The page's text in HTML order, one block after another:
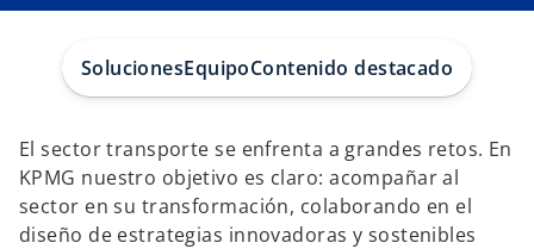
SolucionesEquipoContenido destacado
El sector transporte se enfrenta a grandes retos. En
KPMG nuestro objetivo es claro: acompañar al
sector en su transformación, colaborando en el
diseño de estrategias innovadoras y sostenibles